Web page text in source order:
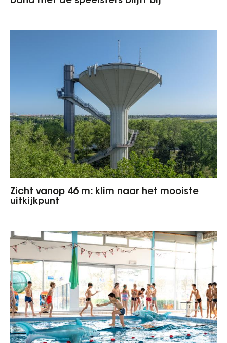
Zicht vanop 46 m: klim naar het mooiste
uitkijkpunt